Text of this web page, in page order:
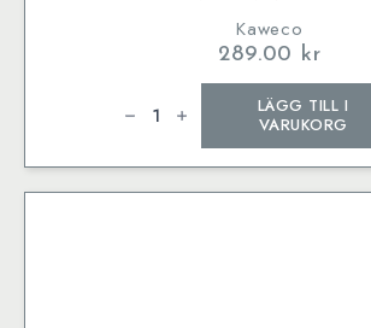
Kaweco
289.00 kr
CLASSIC
SPORT
Navy
0.7
LÄGG TILL I
VARUKORG